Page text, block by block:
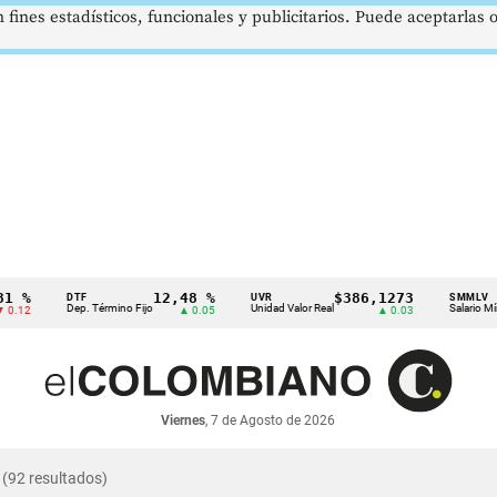
Dep. Término Fijo
12,48 %
▲ 0.05 Unidad Valor Real
$386,1273
▲ 0.03
SMMLV
Salario Mínimo
Viernes, 7 de Agosto de 2026
(92 resultados)
estadísticos, funcionales y publicitarios. Puede aceptarlas